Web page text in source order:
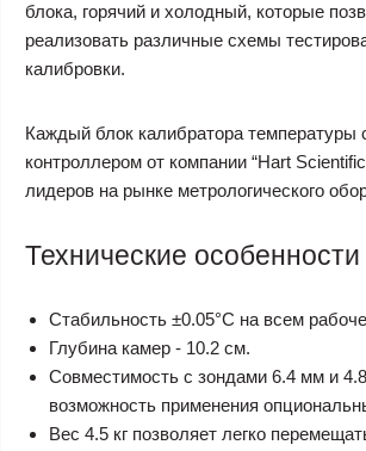
блока, горячий и холодный, которые
реализовать различные схемы
калибровки.
Каждый блок калибратора температуры
контроллером от компании “Hart
лидеров на рынке метрологического
Технические особенности
Стабильность ±0.05°C на всем
Глубина камер - 10.2 см.
Совместимость с зондами 6.4 мм и
возможность применения
Вес 4.5 кг позволяет легко